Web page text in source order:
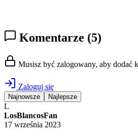
Komentarze (5)
Musisz być zalogowany, aby dodać
Zaloguj się
Najnowsze Najlepsze
L
LosBlancosFan
17 września 2023